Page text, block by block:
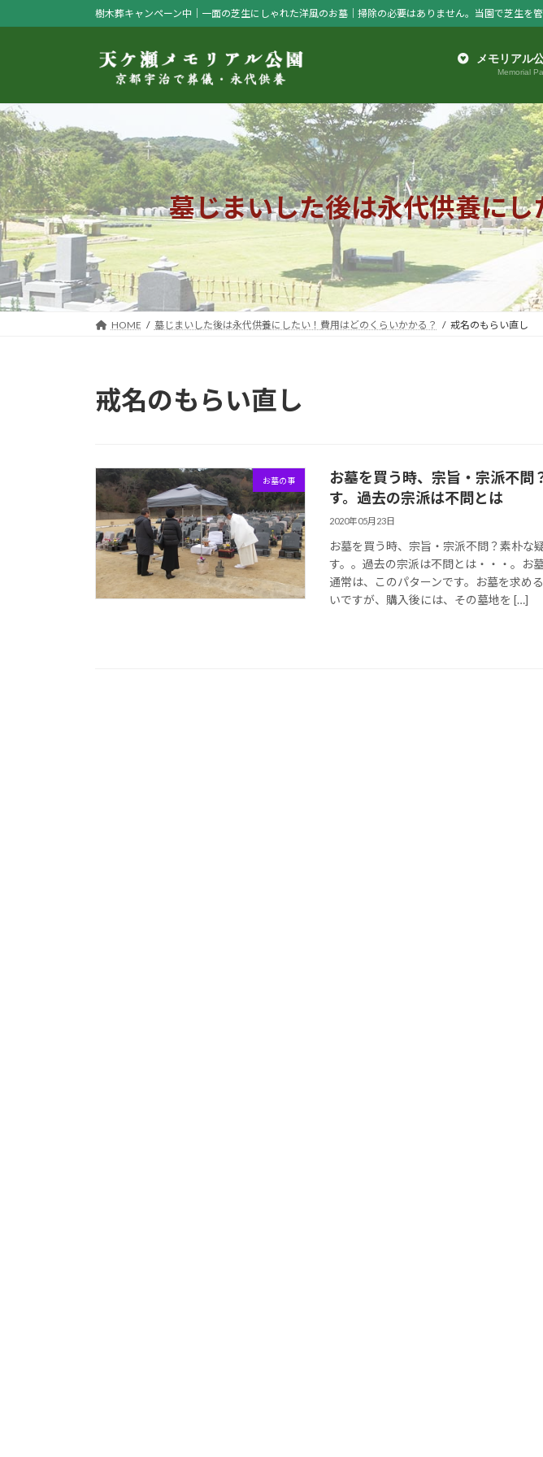
ン
へ
ス
キ
ッ
プ
ビ
ョ
ン
に
移
動
樹木葬キャンペーン中｜一面の芝生にしゃれた洋風のお墓｜掃除の必要はありません。当園で芝生を
メモリアル
Memorial
墓じまいした後は永代供養に
HOME 墓じまいした後は永代供養にしたい！費用はどのくらいかかる？ 戒名のもらい直し
戒名のもらい直し
お墓の事
お墓を買う時、宗旨・宗派不問
す。過去の宗派は不問とは
2020年05月23日
お墓を買う時、宗旨・宗派不問？素朴な
す。。過去の宗派は不問とは・・・。お
通常は、このパターンです。お墓を求め
いですが、購入後には、その墓地を […]